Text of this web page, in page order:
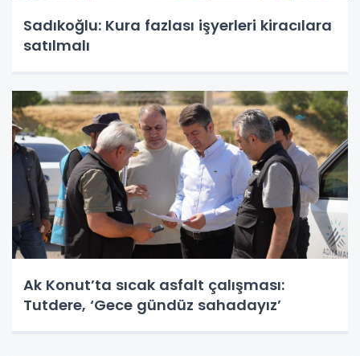
Sadıkoğlu: Kura fazlası işyerleri kiracılara
satılmalı
Ak Konut’ta sıcak asfalt çalışması:
Tutdere, ‘Gece gündüz sahadayız’